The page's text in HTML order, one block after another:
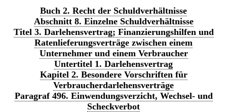
Buch 2. Recht der Schuldverhältnisse
Abschnitt 8. Einzelne Schuldverhältnisse
Titel 3. Darlehensvertrag; Finanzierungshilfen und
Ratenlieferungsverträge zwischen einem
Unternehmer und einem Verbraucher
Untertitel 1. Darlehensvertrag
Kapitel 2. Besondere Vorschriften für
Verbraucherdarlehensverträge
Paragraf 496. Einwendungsverzicht, Wechsel- und
Scheckverbot